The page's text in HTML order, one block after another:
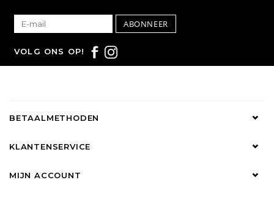
ABONNEER
VOLG ONS OP!
BETAALMETHODEN
KLANTENSERVICE
MIJN ACCOUNT